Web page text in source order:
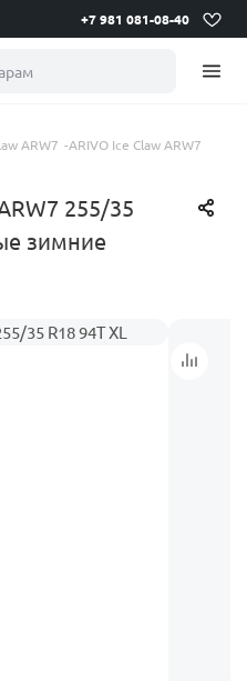
+7 981 081-08-40
ARW7 -ARIVO Ice Claw ARW7
255/35
зимние